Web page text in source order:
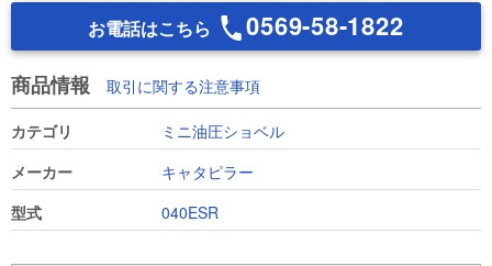
お電話はこちら 0569-58-1822
商品情報 取引に関する注意事項
カテゴリ
ミニ油圧ショベル
メーカー
キャタピラー
型式
040ESR